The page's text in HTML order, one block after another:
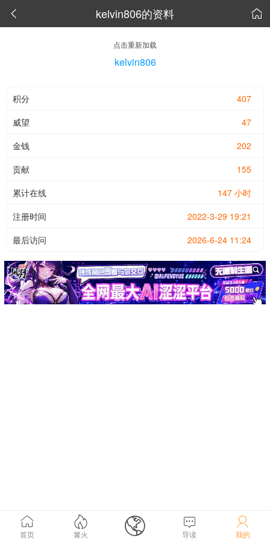
 kelvin806的资料 
点击重新加载
kelvin806
407
积分
47
威望
202
金钱
155
贡献
147 小时
累计在线
2022-3-29 19:21
注册时间
2026-6-24 11:24
最后访问

首页

篝火  
导读

我的